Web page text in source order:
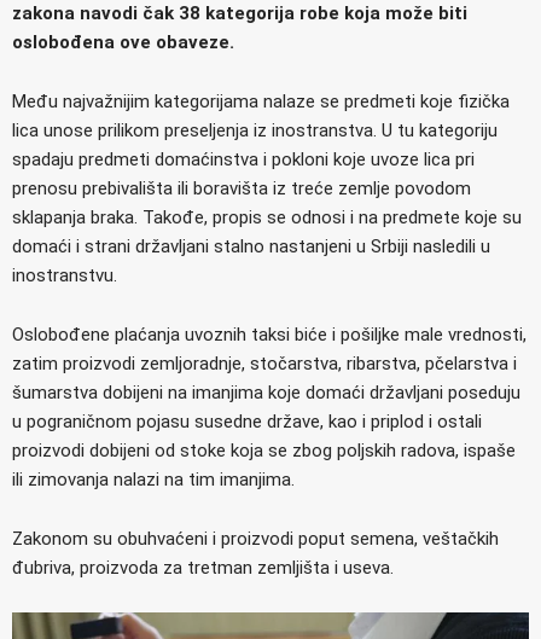
zakona navodi čak 38 kategorija robe koja može biti
oslobođena ove obaveze.
Među najvažnijim kategorijama nalaze se predmeti koje fizička
lica unose prilikom preseljenja iz inostranstva. U tu kategoriju
spadaju predmeti domaćinstva i pokloni koje uvoze lica pri
prenosu prebivališta ili boravišta iz treće zemlje povodom
sklapanja braka. Takođe, propis se odnosi i na predmete koje su
domaći i strani državljani stalno nastanjeni u Srbiji nasledili u
inostranstvu.
Oslobođene plaćanja uvoznih taksi biće i pošiljke male vrednosti,
zatim proizvodi zemljoradnje, stočarstva, ribarstva, pčelarstva i
šumarstva dobijeni na imanjima koje domaći državljani poseduju
u pograničnom pojasu susedne države, kao i priplod i ostali
proizvodi dobijeni od stoke koja se zbog poljskih radova, ispaše
ili zimovanja nalazi na tim imanjima.
Zakonom su obuhvaćeni i proizvodi poput semena, veštačkih
đubriva, proizvoda za tretman zemljišta i useva.